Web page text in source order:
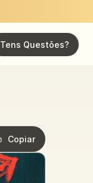
Tens Questões?
Copiar
Copiar